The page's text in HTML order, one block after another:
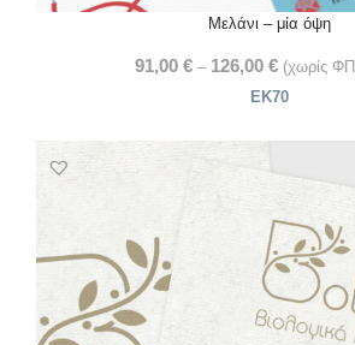
Μελάνι – μία όψη
91,00 € – 126,00 € (χωρίς
ΕΚ70